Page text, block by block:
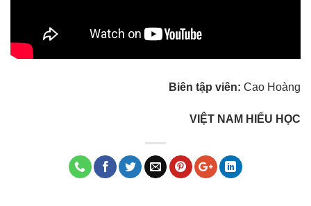
Biên tập viên: Cao Hoàng
VIỆT NAM HIẾU HỌC